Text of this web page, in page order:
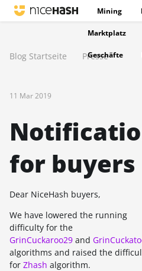
Mining
Marktplatz
Geschäfte
Blog Startseite Presse
11 Mar 2019
for buyers
Dear NiceHash buyers,
We have lowered the running
difficulty for the
GrinCuckaroo29 and
algorithms and raised the
for Zhash algorithm.